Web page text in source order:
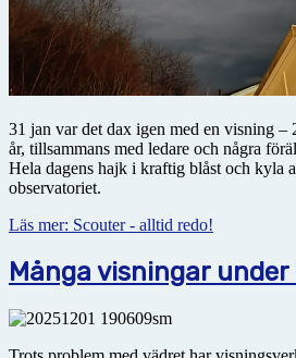
31 jan var det dax igen med en visning –
år, tillsammans med ledare och några
Hela dagens hajk i kraftig blåst och kyla
observatoriet.
Läs mer: Scouter - alltid redo!
Många visningar